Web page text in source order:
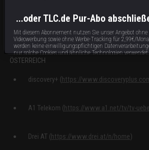
ÖSTERREICH
discovery+ (https://
A1 Telekom (https://www.a1.net/tv/tv-
Drei AT (https://www.drei.at/n/home)
...oder TLC.de Pur-Abo
Mit diesem Abonnement nutzen Sie unser Angebot
Videowerbung sowie ohne Werbe-Tracking für 2,99€/
werden keine einwilligungspflichtigen
nur solche Cookies und ähnliche Technologien
dieses Dienstes unbedingt erforderlich sind.
Abonnieren